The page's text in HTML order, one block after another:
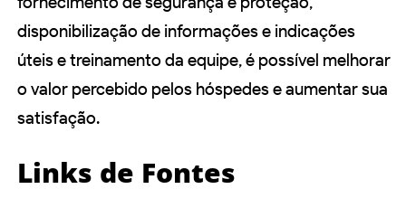
disponibilização de informações e indicações
úteis e treinamento da equipe, é possível melhorar
o valor percebido pelos hóspedes e aumentar sua
satisfação.
Links de Fontes